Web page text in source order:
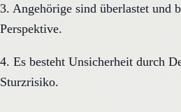
3. Angehörige sind überlastet und
Perspektive.
4. Es besteht Unsicherheit durch
Sturzrisiko.